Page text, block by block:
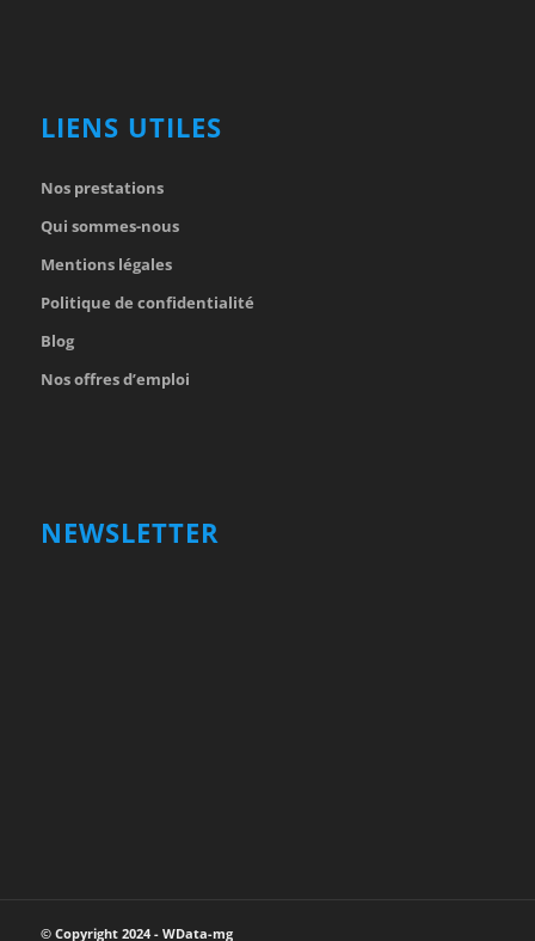
LIENS UTILES
Nos prestations
Qui sommes-nous
Mentions légales
Politique de confidentialité
Blog
Nos offres d’emploi
NEWSLETTER
© Copyright 2024 - WData-mg